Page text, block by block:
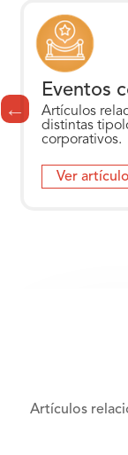
Eventos
Artículos
distintas
corporativos.
Ver
Artículos